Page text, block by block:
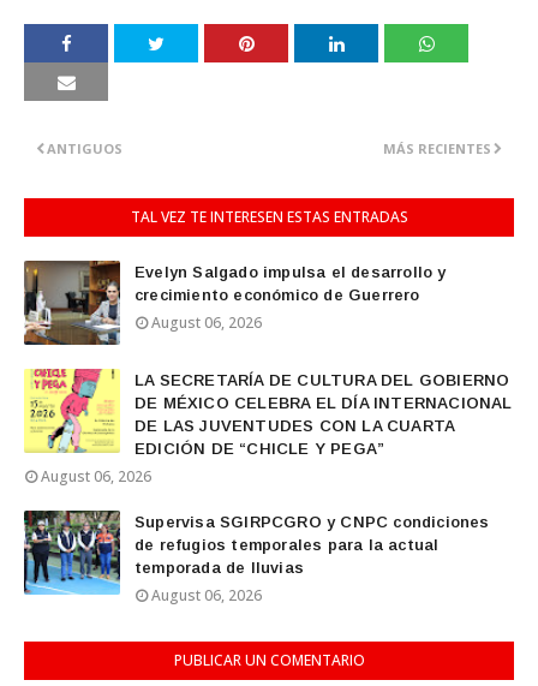
MÁS RECIENTES
ANTIGUOS
TAL VEZ TE INTERESEN ESTAS ENTRADAS
Evelyn Salgado impulsa el desarrollo y
crecimiento económico de Guerrero
August 06, 2026
LA SECRETARÍA DE CULTURA DEL GOBIERNO
DE MÉXICO CELEBRA EL DÍA INTERNACIONAL
DE LAS JUVENTUDES CON LA CUARTA
EDICIÓN DE “CHICLE Y PEGA”
August 06, 2026
Supervisa SGIRPCGRO y CNPC condiciones
de refugios temporales para la actual
temporada de lluvias
August 06, 2026
PUBLICAR UN COMENTARIO